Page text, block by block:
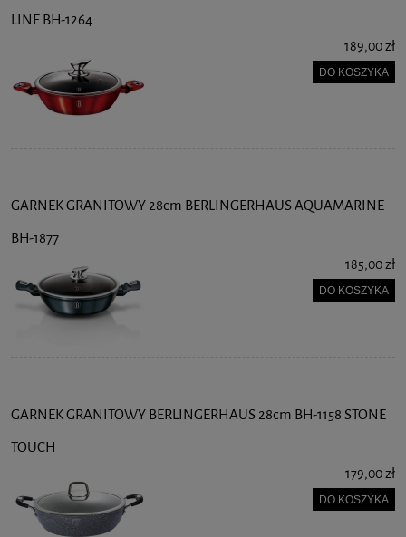
LINE BH-1264
189,00 zł
DO KOSZYKA
GARNEK GRANITOWY 28cm BERLINGERHAUS AQUAMARINE
BH-1877
185,00 zł
DO KOSZYKA
GARNEK GRANITOWY BERLINGERHAUS 28cm BH-1158 STONE
TOUCH
179,00 zł
DO KOSZYKA